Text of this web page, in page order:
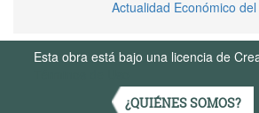
Actualidad Económico
Esta obra está bajo una licencia de
¿QUIÉNES SOMOS?